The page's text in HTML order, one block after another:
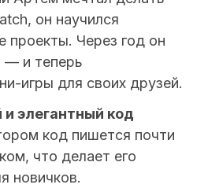
он научился
проекты. Через год он
— и теперь
игры для своих друзей.
элегантный код
код пишется почти
что делает его
новичков.